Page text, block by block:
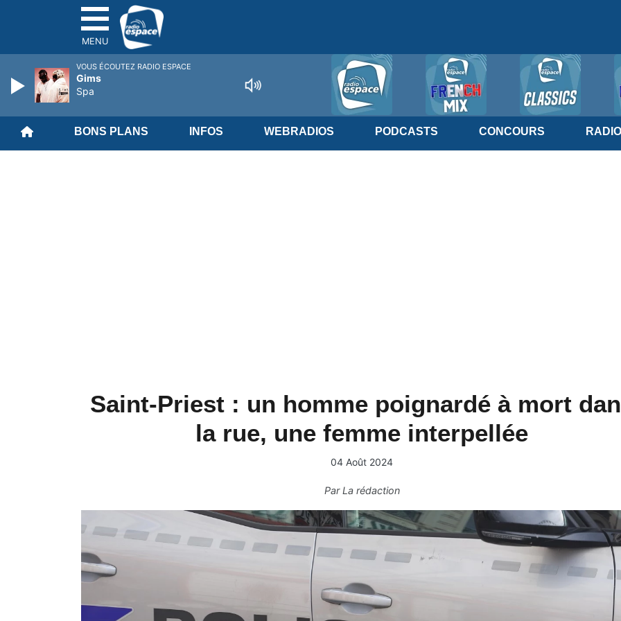
MENU
BONS PLANS INFOS WEBRADIOS PODCASTS CONCOURS RADIO
Saint-Priest : un homme poignardé à mort
la rue, une femme interpellée
04 Août 2024
ParLa rédaction
VOUS ÉCOUTEZ RADIO ESPACE
Gims
Spa